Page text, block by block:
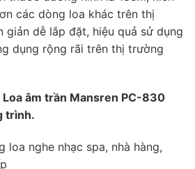
các dòng loa khác trên thị
giản dễ lắp đặt, hiệu quả sử dụng
dụng rộng rãi trên thị trường
âm trần Mansren PC-830
trình.
loa nghe nhạc spa, nhà hàng,